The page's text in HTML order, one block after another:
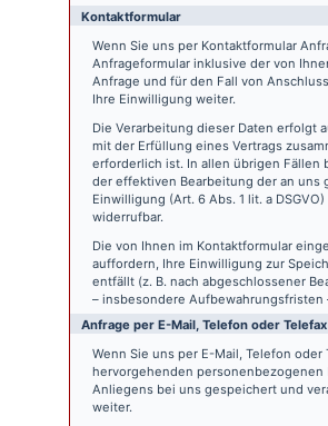
Kontaktformular
Wenn Sie uns per Kontaktformular
Anfrageformular inklusive der von
Anfrage und für den Fall von
Ihre Einwilligung weiter.
Die Verarbeitung dieser Daten erfolgt
mit der Erfüllung eines Vertrags
erforderlich ist. In allen übrigen Fällen
der effektiven Bearbeitung der an uns
Einwilligung (Art. 6 Abs. 1 lit. a
widerrufbar.
Die von Ihnen im Kontaktformular
auffordern, Ihre Einwilligung zur
entfällt (z. B. nach abgeschlossener
– insbesondere
Anfrage per E-Mail, Telefon oder Telefax
Wenn Sie uns per E-Mail, Telefon
hervorgehenden personenbezogenen
Anliegens bei uns gespeichert und
weiter.